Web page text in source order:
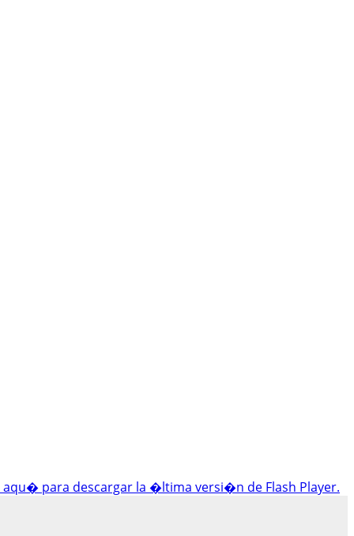
aqu� para descargar la �ltima versi�n de Flash Player.